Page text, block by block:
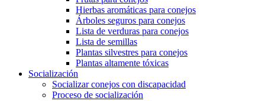
Hierbas aromáticas para conejos
Árboles seguros para conejos
Lista de verduras para conejos
Lista de semillas
Plantas silvestres para conejos
Plantas altamente tóxicas
Socialización
Socializar conejos con discapacidad
Proceso de socialización